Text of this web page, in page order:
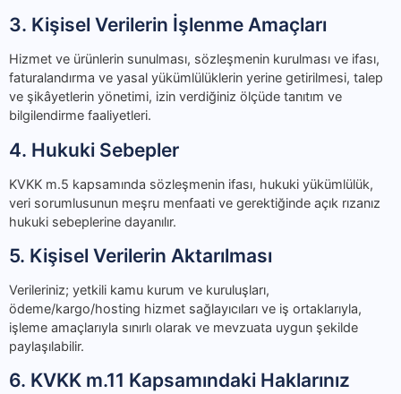
3. Kişisel Verilerin İşlenme Amaçları
Hizmet ve ürünlerin sunulması, sözleşmenin kurulması ve ifası,
faturalandırma ve yasal yükümlülüklerin yerine getirilmesi, talep
ve şikâyetlerin yönetimi, izin verdiğiniz ölçüde tanıtım ve
bilgilendirme faaliyetleri.
4. Hukuki Sebepler
KVKK m.5 kapsamında sözleşmenin ifası, hukuki yükümlülük,
veri sorumlusunun meşru menfaati ve gerektiğinde açık rızanız
hukuki sebeplerine dayanılır.
5. Kişisel Verilerin Aktarılması
Verileriniz; yetkili kamu kurum ve kuruluşları,
ödeme/kargo/hosting hizmet sağlayıcıları ve iş ortaklarıyla,
işleme amaçlarıyla sınırlı olarak ve mevzuata uygun şekilde
paylaşılabilir.
6. KVKK m.11 Kapsamındaki Haklarınız